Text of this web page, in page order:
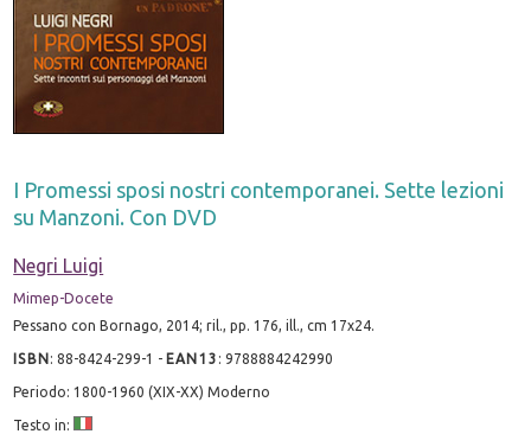
I Promessi sposi nostri contemporanei. Sette lezioni
su Manzoni. Con DVD
Negri Luigi
Mimep-Docete
Pessano con Bornago, 2014; ril., pp. 176, ill., cm 17x24.
ISBN:88-8424-299-1 - EAN13 :9788884242990
Periodo: 1800-1960 (XIX-XX) Moderno
Testo in: